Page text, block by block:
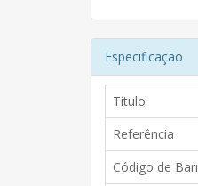
Especificação
Título
Referência
Código de